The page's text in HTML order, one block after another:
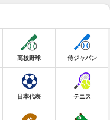
高校野球 侍ジャパン
日本代表 テニス